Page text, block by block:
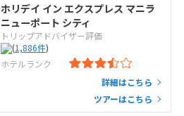
ホリデイ イン エクスプレス マニラ
ニューポート シティ
トリップアドバイザー評価
(1,886件)
ホテルランク
詳細はこちら
ツアーはこちら